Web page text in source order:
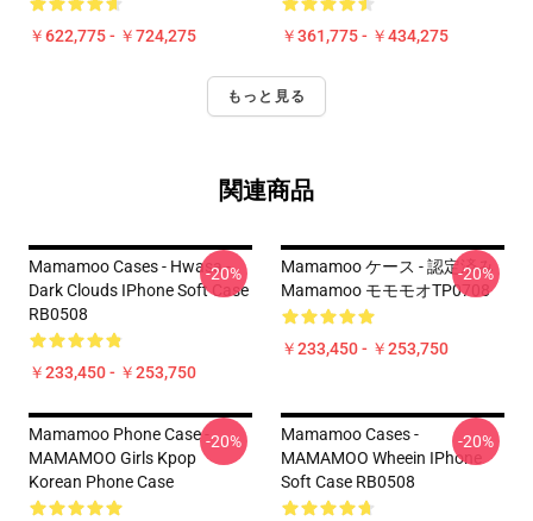
￥622,775 - ￥724,275 ￥361,775 - ￥434,275
もっと見る
関連商品
Mamamoo Cases - Hwasa -
Dark Clouds IPhone Soft Case
RB0508
￥233,450 - ￥253,750
-20%
Mamamoo ケース - 認定済み
Mamamoo モモモオTP0708
￥233,450 - ￥253,750
-20%
Mamamoo Phone Case -
MAMAMOO Girls Kpop
Korean Phone Case
-20%
Mamamoo Cases -
MAMAMOO Wheein IPhone
Soft Case RB0508
-20%